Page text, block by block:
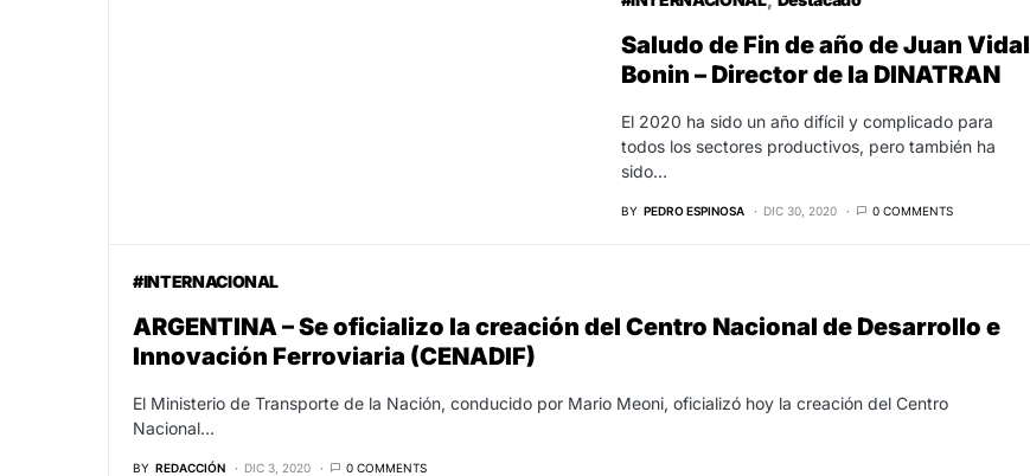
Saludo de Fin de año de Juan Vidal
Bonin – Director de la DINATRAN
El 2020 ha sido un año difícil y complicado para
todos los sectores productivos, pero también ha
sido…
BY PEDRO ESPINOSA DIC 30, 2020 0 COMMENTS
#INTERNACIONAL
ARGENTINA – Se oficializo la creación del Centro Nacional de Desarrollo e
Innovación Ferroviaria (CENADIF)
El Ministerio de Transporte de la Nación, conducido por Mario Meoni, oficializó hoy la creación del Centro
Nacional…
BY REDACCIÓN DIC 3, 2020 0 COMMENTS